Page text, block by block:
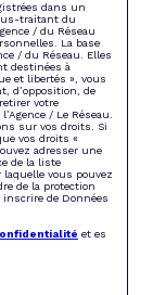
dans un
traitant du
/ du Réseau
La base
/ du Réseau. Elles
destinées à
et libertés », vous
d’opposition, de
votre
/ Le Réseau.
sur vos droits. Si
vos droits «
adresser une
de la liste
vous pouvez
de la protection
de Données
et es